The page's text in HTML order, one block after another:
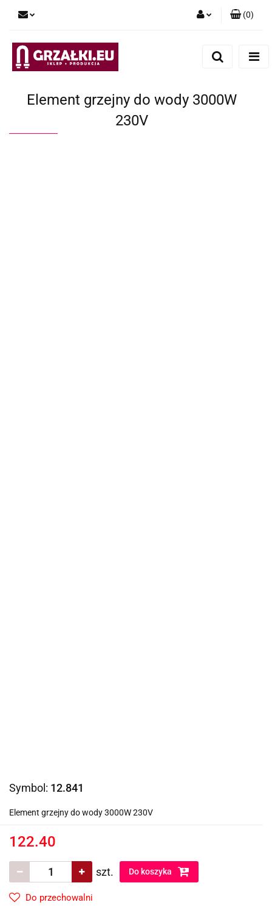
(0)
Element grzejny do wody 3000W
230V
Symbol: 12.841
Element grzejny do wody 3000W 230V
122.40
szt. Do koszyka
Do przechowalni